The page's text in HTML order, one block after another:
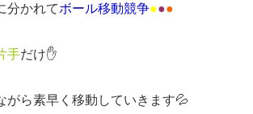
分かれてボール移動競争●●●
手だけ✋
がら素早く移動していきます💦